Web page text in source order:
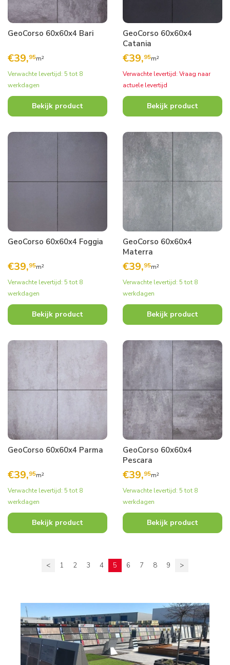
GeoCorso 60x60x4 Bari
€39,95m²
Verwachte levertijd: 5 tot 8
werkdagen
Bekijk product
GeoCorso 60x60x4
Catania
€39,95m²
Verwachte levertijd: Vraag naar
actuele levertijd
Bekijk product
GeoCorso 60x60x4 Foggia
€39,95m²
Verwachte levertijd: 5 tot 8
werkdagen
Bekijk product
GeoCorso 60x60x4
Materra
€39,95m²
Verwachte levertijd: 5 tot 8
werkdagen
Bekijk product
GeoCorso 60x60x4 Parma
€39,95m²
Verwachte levertijd: 5 tot 8
werkdagen
Bekijk product
GeoCorso 60x60x4
Pescara
€39,95m²
Verwachte levertijd: 5 tot 8
werkdagen
Bekijk product
< 1 2 3 4 5 6 7 8 9 >